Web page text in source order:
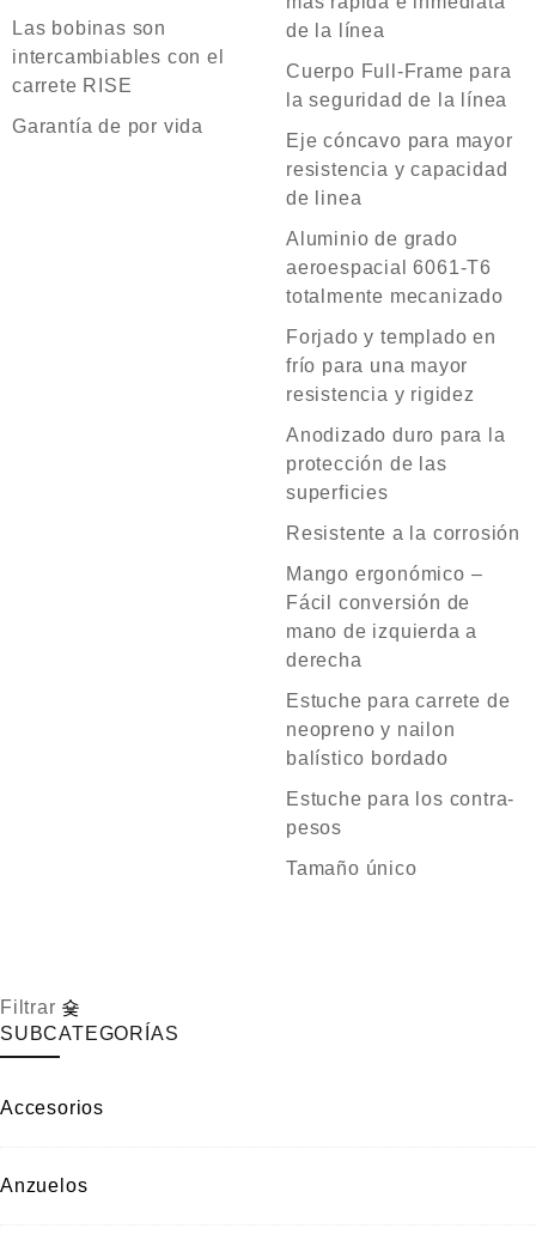
Las bobinas son
intercambiables con el
carrete RISE
Garantía de por vida
de la línea
Cuerpo Full-Frame para
la seguridad de la línea
Eje cóncavo para mayor
resistencia y capacidad
de linea
Aluminio de grado
aeroespacial 6061-T6
totalmente mecanizado
Forjado y templado en
frío para una mayor
resistencia y rigidez
Anodizado duro para la
protección de las
superficies
Resistente a la corrosión
Mango ergonómico –
Fácil conversión de
mano de izquierda a
derecha
Estuche para carrete de
neopreno y nailon
balístico bordado
Estuche para los contra-
pesos
Tamaño único
Filtrar
SUBCATEGORÍAS
Accesorios
Anzuelos